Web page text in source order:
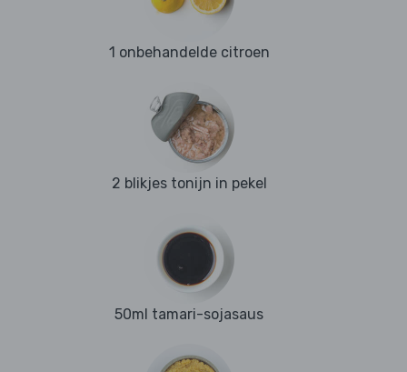
1 onbehandelde citroen
2 blikjes tonijn in pekel
50ml tamari-sojasaus